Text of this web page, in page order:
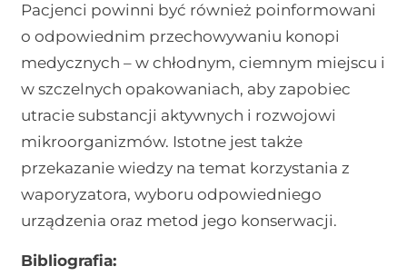
Pacjenci powinni być również poinformowani
o odpowiednim przechowywaniu konopi
medycznych – w chłodnym, ciemnym miejscu i
w szczelnych opakowaniach, aby zapobiec
utracie substancji aktywnych i rozwojowi
mikroorganizmów. Istotne jest także
przekazanie wiedzy na temat korzystania z
waporyzatora, wyboru odpowiedniego
urządzenia oraz metod jego konserwacji.
Bibliografia: